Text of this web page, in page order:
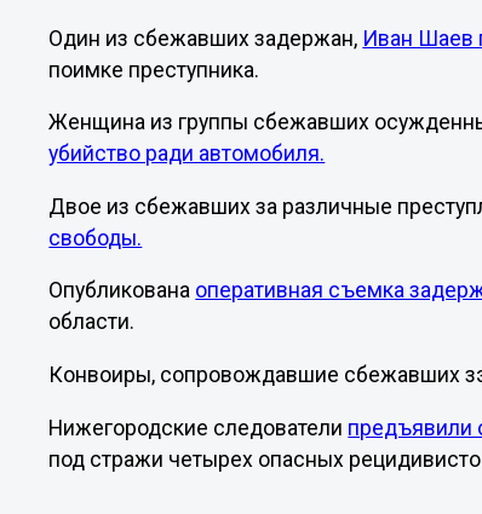
Один из сбежавших задержан, Иван Шаев
поимке преступника.
Женщина из группы сбежавших
убийство ради автомобиля.
Двое из сбежавших за различные
свободы.
Опубликована оперативная съемка
области.
Конвоиры, сопровождавшие сбежавших
Нижегородские следователи предъявили
под стражи четырех опасных